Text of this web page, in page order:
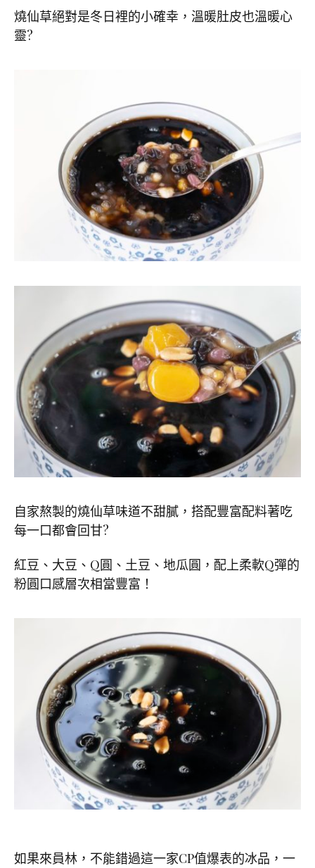
燒仙草絕對是冬日裡的小確幸，溫暖肚皮也溫暖心
靈?
自家熬製的燒仙草味道不甜膩，搭配豐富配料著吃
每一口都會回甘?
紅豆、大豆、Q圓、土豆、地瓜圓，配上柔軟Q彈的
粉圓口感層次相當豐富！
如果來員林，不能錯過這一家CP值爆表的冰品，一